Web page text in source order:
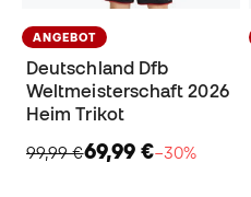
ANGEBOT
Deutschland Dfb
Weltmeisterschaft 2026
Heim Trikot
99,99 €69,99 €−30%